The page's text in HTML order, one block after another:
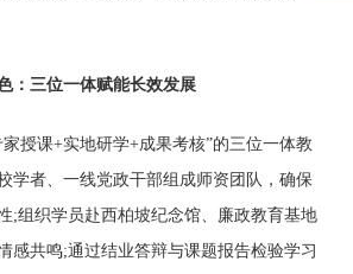
：三位一体赋能长效发展‌
课+实地研学+成果考核”的三位一体教
学者、一线党政干部组成师资团队，确保
;组织学员赴西柏坡纪念馆、廉政教育基地
感共鸣;通过结业答辩与课题报告检验学习